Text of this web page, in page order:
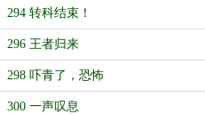
294 转科结束！
296 王者归来
298 吓青了，恐怖
300 一声叹息